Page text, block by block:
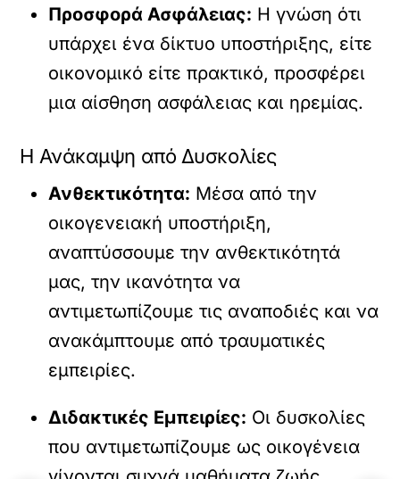
Προσφορά Ασφάλειας: Η γνώση ότι
υπάρχει ένα δίκτυο υποστήριξης, είτε
οικονομικό είτε πρακτικό, προσφέρει
μια αίσθηση ασφάλειας και ηρεμίας.
Η Ανάκαμψη από Δυσκολίες
Ανθεκτικότητα: Μέσα από την
οικογενειακή υποστήριξη,
αναπτύσσουμε την ανθεκτικότητά
μας, την ικανότητα να
αντιμετωπίζουμε τις αναποδιές και να
ανακάμπτουμε από τραυματικές
εμπειρίες.
Διδακτικές Εμπειρίες: Οι δυσκολίες
που αντιμετωπίζουμε ως οικογένεια